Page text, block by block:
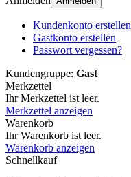
Kundenkonto erstellen
Gastkonto erstellen
Passwort vergessen?
Kundengruppe: Gast
Merkzettel
Ihr Merkzettel ist leer.
Merkzettel anzeigen
Warenkorb
Ihr Warenkorb ist leer.
Warenkorb anzeigen
Schnellkauf